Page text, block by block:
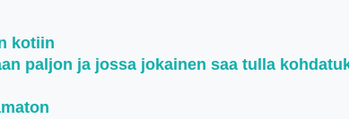
kotiin
paljon ja jossa jokainen saa tulla